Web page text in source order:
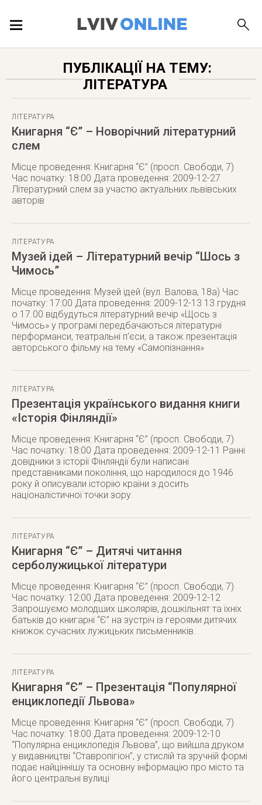
ПУБЛІКАЦІЇ
ДОВІДКА
ПУБЛІКАЦІЇ НА ТЕМУ:
ЛІТЕРАТУРА
ЛІТЕРАТУРА
Книгарня “Є” – Новорічний літературний
слем
Місце проведення: Книгарня “Є” (просп. Свободи, 7)
Час початку: 18:00 Дата проведення: 2009-12-27
Літературний слем за участю актуальних львівських
авторів
ЛІТЕРАТУРА
Музей ідей – Літературний вечір “Шось з
Чимось”
Місце проведення: Музей ідей (вул. Валова, 18а) Час
початку: 17:00 Дата проведення: 2009-12-13 13 грудня
о 17.00 відбудуться літературний вечір «Щось з
Чимось» у програмі передбачаються літературні
перформанси, театральні п’єси, а також презентація
авторського фільму на тему «Самопізнання»
ЛІТЕРАТУРА
Презентація українського видання книги
«Історія Фінляндії»
Місце проведення: Книгарня “Є” (просп. Свободи, 7)
Час початку: 18:00 Дата проведення: 2009-12-11 Ранні
довідники з історії Фінляндії були написані
представниками покоління, що народилося до 1946
року й описували історію країни з досить
націоналістичної точки зору.
ЛІТЕРАТУРА
Книгарня “Є” – Дитячі читання
серболужицької літератури
Місце проведення: Книгарня “Є” (просп. Свободи, 7)
Час початку: 12:00 Дата проведення: 2009-12-12
Запрошуємо молодших школярів, дошкільнят та їхніх
батьків до книгарні “Є” на зустріч із героями дитячих
книжок сучасних лужицьких письменників.
ЛІТЕРАТУРА
Книгарня “Є” – Презентація “Популярної
енциклопедії Львова»
Місце проведення: Книгарня “Є” (просп. Свободи, 7)
Час початку: 18:00 Дата проведення: 2009-12-10
“Популярна енциклопедія Львова”, що вийшла друком
у видавництві “Ставропігіон”, у стислій та зручній формі
подає найціннішу та основну інформацію про місто та
його центральні вулиці